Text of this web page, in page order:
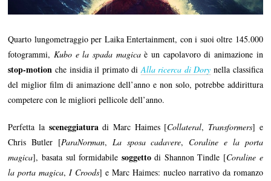
Quarto lungometraggio per Laika Entertainment, con i suoi oltre 145.000
fotogrammi,Kubo e la spada magicaè un capolavoro di animazione in
stop-motion che insidia il primato diAlla ricerca di Dory nella classifica
del miglior film di animazione dell’anno e non solo, potrebbe addirittura
competere con le migliori pellicole dell’anno.
Perfetta la sceneggiaturadi Marc Haimes [Collateral, Transformers] e
Chris Butler [ParaNorman, La sposa cadavere, Coraline e la porta
magica], basata sul formidabile soggettodi Shannon Tindle [Coraline e
la porta magica,I Croods] e Marc Haimes: nucleo narrativo da romanzo